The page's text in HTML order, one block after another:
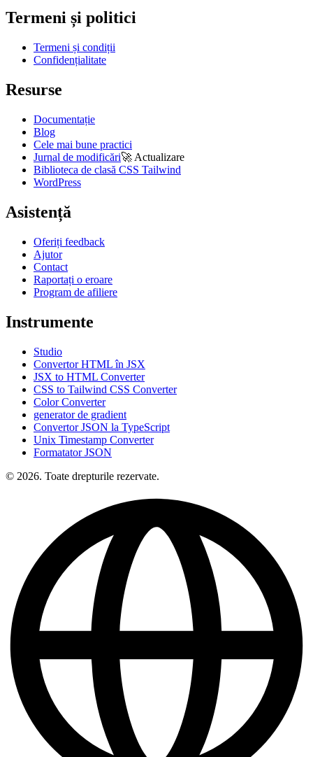
Termeni și politici
Termeni și condiții
Confidențialitate
Resurse
Documentație
Blog
Cele mai bune practici
Jurnal de modificări🚀 Actualizare
Biblioteca de clasă CSS Tailwind
WordPress
Asistență
Oferiți feedback
Ajutor
Contact
Raportați o eroare
Program de afiliere
Instrumente
Studio
Convertor HTML în JSX
JSX to HTML Converter
CSS to Tailwind CSS Converter
Color Converter
generator de gradient
Convertor JSON la TypeScript
Unix Timestamp Converter
Formatator JSON
© 2026. Toate drepturile rezervate.